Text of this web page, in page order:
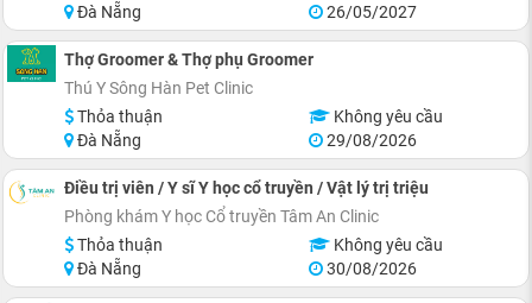
Đà Nẵng
26/05/2027
Thợ Groomer & Thợ phụ Groomer
Thú Y Sông Hàn Pet Clinic
Thỏa thuận
Không yêu cầu
Đà Nẵng
29/08/2026
Điều trị viên / Y sĩ Y học cổ truyền / Vật lý trị triệu
Phòng khám Y học Cổ truyền Tâm An Clinic
Thỏa thuận
Không yêu cầu
Đà Nẵng
30/08/2026